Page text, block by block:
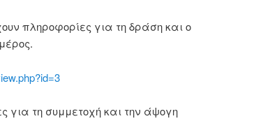
πληροφορίες για τη δράση και ο
για τη συμμετοχή και την άψογη